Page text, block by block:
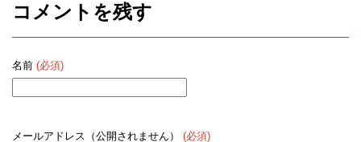
コメントを残す
名前 (必須)
メールアドレス（公開されません） (必須)